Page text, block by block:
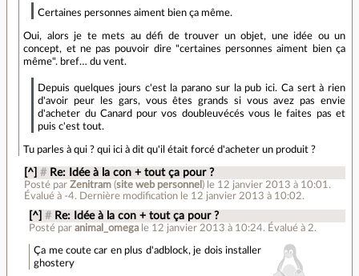
Certaines personnes aiment bien ça même.
Oui, alors je te mets au défi de trouver un objet, une idée ou un
concept, et ne pas pouvoir dire "certaines personnes aiment bien ça
même". bref… du vent.
Depuis quelques jours c'est la parano sur la pub ici. Ca sert à rien
d'avoir peur les gars, vous êtes grands si vous avez pas envie
d'acheter du Canard pour vos doubleuvécés vous le faites pas et
puis c'est tout.
Tu parles à qui ? qui ici à dit qu'il était forcé d'acheter un produit ?
[^] # Re: Idée à la con + tout ça pour ?
Posté par Zenitram(site web personnel ) le 12 janvier 2013 à 10:01 .
Évalué à -4. Dernière modification le 12 janvier 2013 à 10:02.
[^] # Re: Idée à la con + tout ça pour ?
Posté paranimal_omega le 12 janvier 2013 à 10:24. Évalué à 2.
Ça me coute car en plus d'adblock, je dois installer
ghostery